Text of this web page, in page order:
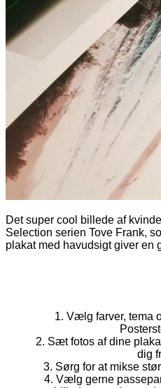
Det super cool billede af
Selection serien Tove Frank,
plakat med havudsigt giver en
1. Vælg farver, tema
2. Sæt fotos af dine
dig
3. Sørg for at mikse
4. Vælg gerne